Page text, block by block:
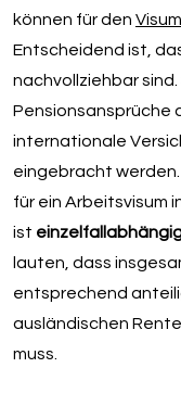
können für den
Entscheidend ist,
nachvollziehbar
Pensionsansprüche
internationale
eingebracht
für ein Arbeitsvisum
ist
lauten, dass
entsprechend
ausländischen
muss.